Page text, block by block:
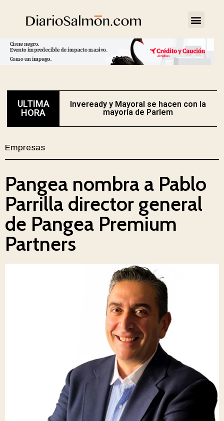
ULTIMA
HORA
Inveready y Mayoral se hacen con la
mayoría de Parlem
Empresas
Pangea nombra a Pablo
Parrilla director general
de Pangea Premium
Partners